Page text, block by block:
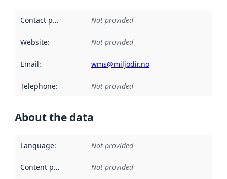
Contact point Not provided
Website: Not provided
Email: wms@miljodir.no
Telephone: Not provided
About the data
Language: Not provided
Content providers Not provided